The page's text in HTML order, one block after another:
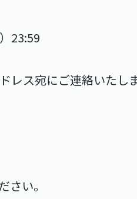
23:59
宛にご連絡いたし
い。